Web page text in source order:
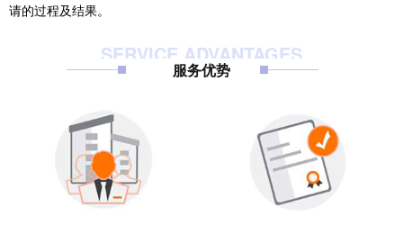
请的过程及结果。
SERVICE ADVANTAGES
服务优势